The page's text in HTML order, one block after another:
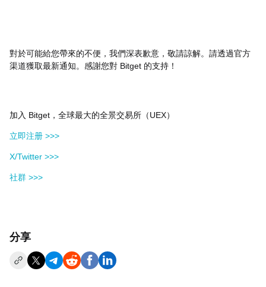
對於可能給您帶來的不便，我們深表歉意，敬請諒解。請透過官方
渠道獲取最新通知。感謝您對 Bitget 的支持！
加入 Bitget，全球最大的全景交易所（UEX）
立即注册 >>>
X/Twitter >>>
社群 >>>
分享